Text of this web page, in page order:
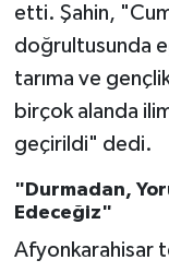
etti. Şahin,
doğrultusunda
tarıma ve
birçok alanda
geçirildi" dedi.
"Durmadan,
Edeceğiz"
Afyonkarahisar